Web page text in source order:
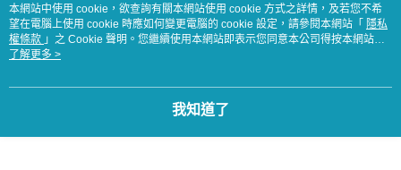
熱門標籤
本網站中使用 cookie，欲查詢有關本網站使用 cookie 方式之詳情，及若您不希
望在電腦上使用 cookie 時應如何變更電腦的 cookie 設定，請參閱本網站「 隱私
權條款 」之 Cookie 聲明。您繼續使用本網站即表示您同意本公司得按本網站使
用條款之 Cookie 聲明使用 cookie。
了解更多 >
我知道了